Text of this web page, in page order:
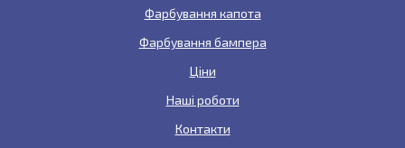
Фарбування капота
Фарбування бампера
Ціни
Наші роботи
Контакти